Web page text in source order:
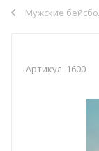
Мужские
Артикул: 1600